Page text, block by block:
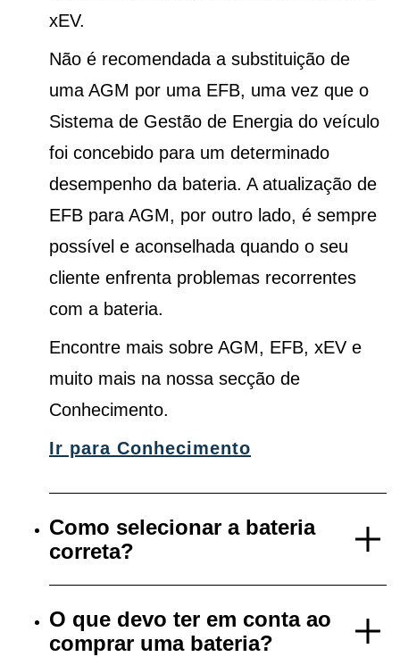
xEV.
Não é recomendada a substituição de
uma AGM por uma EFB, uma vez que o
Sistema de Gestão de Energia do veículo
foi concebido para um determinado
desempenho da bateria. A atualização de
EFB para AGM, por outro lado, é sempre
possível e aconselhada quando o seu
cliente enfrenta problemas recorrentes
com a bateria.
Encontre mais sobre AGM, EFB, xEV e
muito mais na nossa secção de
Conhecimento.
Ir para Conhecimento
Como selecionar a bateria
correta?
O que devo ter em conta ao
comprar uma bateria?